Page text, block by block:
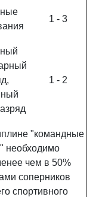
1 - 3
1 - 2
"командные
необходимо
чем в 50%
соперников
спортивного